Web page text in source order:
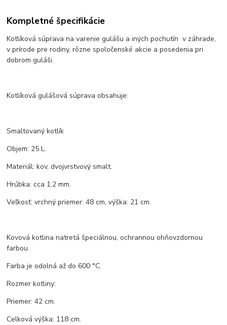
Kompletné špecifikácie
Kotlíková súprava na varenie gulášu a iných pochutín v záhrade,
v prírode pre rodiny, rôzne spoločenské akcie a posedenia pri
dobrom guláši.
Kotlíková gulášová súprava obsahuje:
Smaltovaný kotlík
Objem: 25 L.
Materiál: kov, dvojvrstvový smalt.
Hrúbka: cca 1,2 mm.
Veľkosť: vrchný priemer: 48 cm, výška: 21 cm.
Kovová kotlina natretá špeciálnou, ochrannou ohňovzdornou
farbou.
Farba je odolná až do 600 °C.
Rozmer kotliny:
Priemer: 42 cm.
Celková výška: 118 cm.